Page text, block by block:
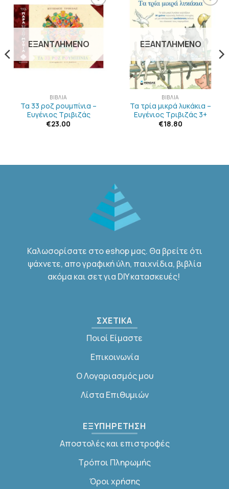
ΠΡΟΣΘΉΚΗ
ΣΤΗΝ
ΛΊΣΤΑ
ΕΠΙΘΥΜΙΏΝ
ΕΞΑΝΤΛΗΜΈΝΟ
ΒΙΒΛΊΑ
Τα 33 ροζ ρουμπίνια –
Ευγένιος Τριβιζάς
€23.00
ΠΡΟΣΘΉΚΗ
ΣΤΗΝ
ΛΊΣΤΑ
ΕΠΙΘΥΜΙΏΝ
ΕΞΑΝΤΛΗΜΈΝΟ
ΒΙΒΛΊΑ
Τα τρία μικρά λυκάκια –
Ευγένιος Τριβιζάς 3+
€18.80
Καλωσορίσατε στο eshop μας. Θα βρείτε ότι
ψάχνετε, απο γραφική ύλη, παιχνίδια, βιβλία
ακόμα και σετ για DIY κατασκευές!
ΣΧΕΤΙΚΑ
Ποιοί Είμαστε
Επικοινωνία
Ο Λογαριασμός μου
Λίστα Επιθυμιών
ΕΞΥΠΗΡΕΤΗΣΗ
Αποστολές και επιστροφές
Τρόποι Πληρωμής
Όροι χρήσης